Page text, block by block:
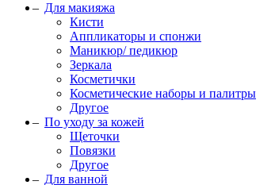
Для макияжа
Кисти
Аппликаторы и спонжи
Маникюр/ педикюр
Зеркала
Косметички
Косметические наборы и палитры
Другое
По уходу за кожей
Щеточки
Повязки
Другое
Для ванной